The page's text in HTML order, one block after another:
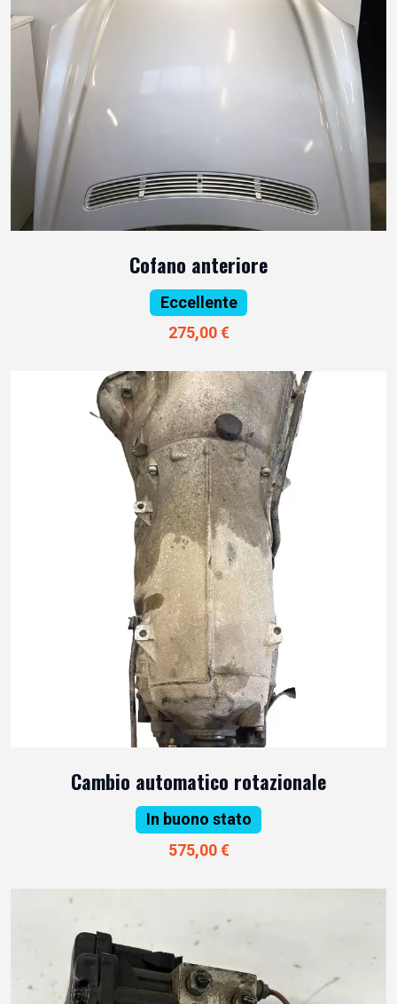
Cofano anteriore
Eccellente
275,00 €
Cambio automatico rotazionale
In buono stato
575,00 €